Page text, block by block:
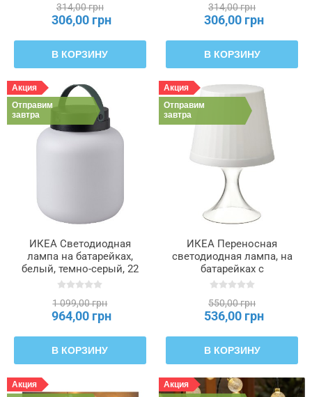
314,00 грн
306,00 грн
В КОРЗИНУ
314,00 грн
306,00 грн
В КОРЗИНУ
Акция
Отправим
завтра
ИКЕА Светодиодная
лампа на батарейках,
белый, темно-серый, 22
см LÄNSPORT, 605.759.19
1 099,00 грн
964,00 грн
В КОРЗИНУ
Акция
Отправим
завтра
ИКЕА Переносная
светодиодная лампа, на
батарейках с
регулировкой цветов,
LAMPAN ЛАМПАН,
605.946.06
550,00 грн
536,00 грн
В КОРЗИНУ
Акция
Акция